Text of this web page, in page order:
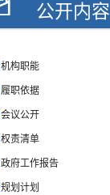
公开内容
机构职能
履职依据
会议公开
权责清单
政府工作报告
规划计划